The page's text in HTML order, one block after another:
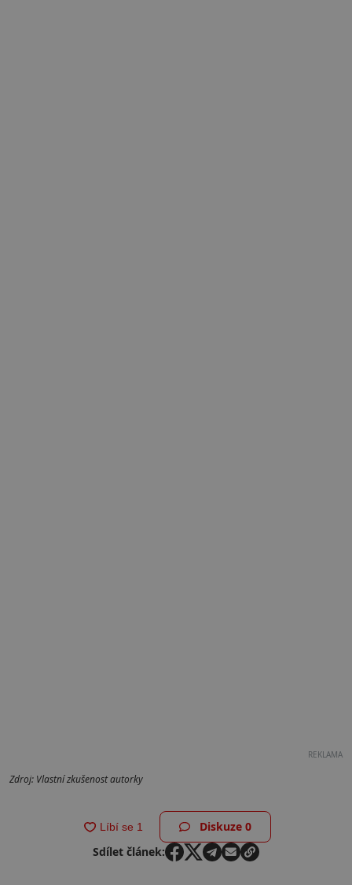
REKLAMA
Zdroj: Vlastní zkušenost autorky
Diskuze0
Sdílet článek: